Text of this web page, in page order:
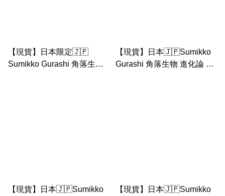
【現貨】日本限定🇯🇵
Sumikko Gurashi 角落生物
【現貨】日本🇯🇵Sumikko
Gurashi 角落生物 進化論 恐
【現貨】日本🇯🇵Sumikko
【現貨】日本🇯🇵Sumikko